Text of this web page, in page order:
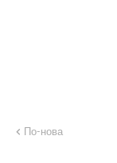
По-нова